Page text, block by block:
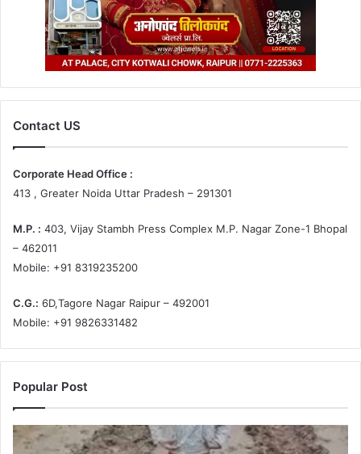
Contact US
Corporate Head Office :
413 , Greater Noida Uttar Pradesh – 291301
M.P. : 403, Vijay Stambh Press Complex M.P. Nagar Zone-1 Bhopal
– 462011
Mobile: +91 8319235200
C.G.: 6D,Tagore Nagar Raipur – 492001
Mobile: +91 9826331482
Popular Post